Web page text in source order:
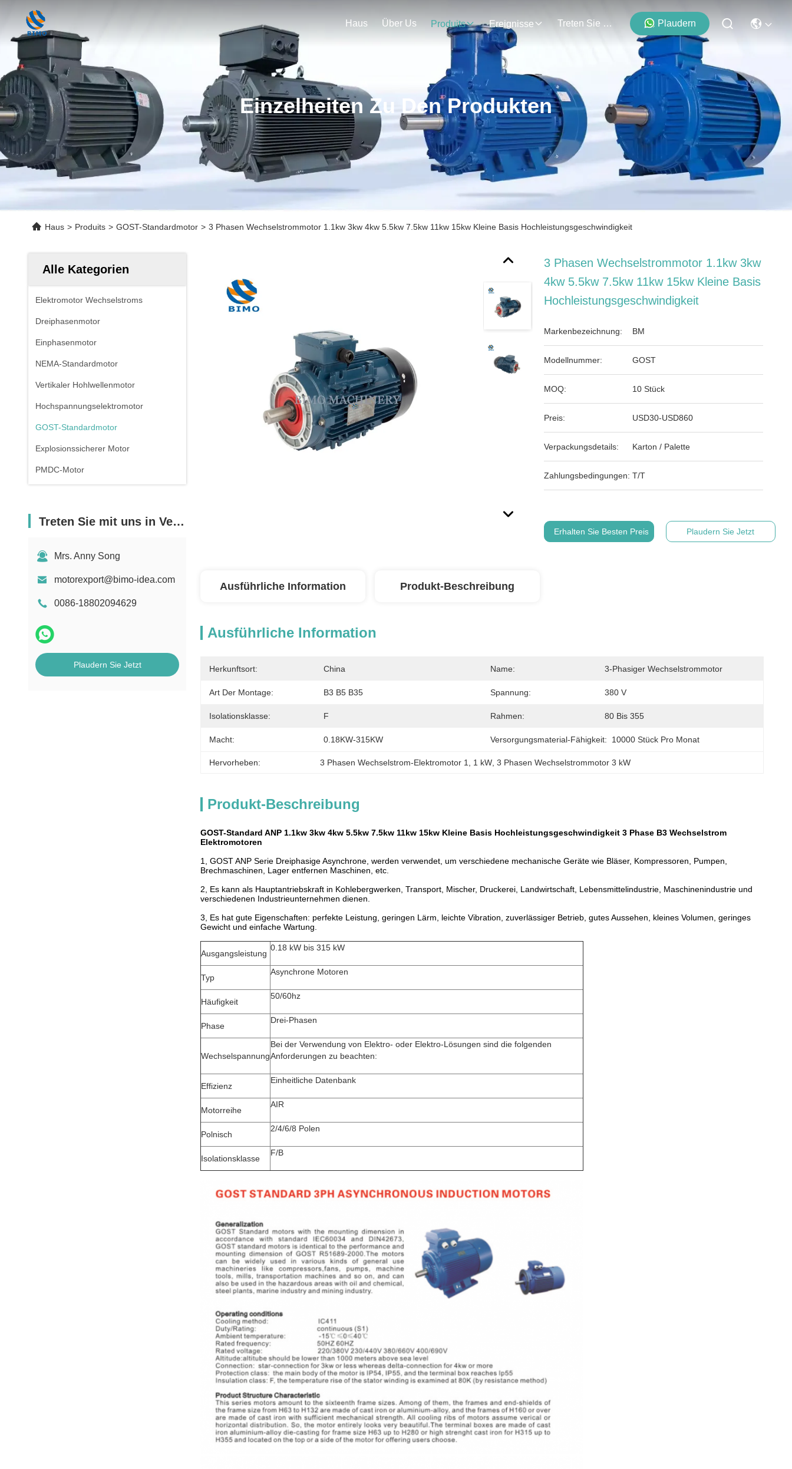
Haus Über Us Produits Ereignisse Treten Sie Mit Uns In Verbindung Plaudern
Einzelheiten Zu Den Produkten
Haus > Produits > GOST-Standardmotor > 3 Phasen Wechselstrommotor 1.1kw 3kw 4kw 5.5kw 7.5kw 11kw 15kw Kleine Basis Hochleistungsgeschwindigkeit
Alle Kategorien
Elektromotor Wechselstroms
Dreiphasenmotor
Einphasenmotor
NEMA-Standardmotor
Vertikaler Hohlwellenmotor
Hochspannungselektromotor
GOST-Standardmotor
Explosionssicherer Motor
PMDC-Motor
Treten Sie mit uns in Verbindung
Mrs. Anny Song
motorexport@bimo-idea.com
0086-18802094629
Plaudern Sie Jetzt
3 Phasen Wechselstrommotor 1.1kw 3kw
4kw 5.5kw 7.5kw 11kw 15kw Kleine Basis
Hochleistungsgeschwindigkeit
Markenbezeichnung: BM
Modellnummer: GOST
MOQ: 10 Stück
Preis: USD30-USD860
Verpackungsdetails: Karton / Palette
Zahlungsbedingungen: T/T
Erhalten Sie Besten Preis Plaudern Sie Jetzt
Ausführliche Information Produkt-Beschreibung
Ausführliche Information
Herkunftsort: China Name: 3-Phasiger Wechselstrommotor
Art Der Montage: B3 B5 B35 Spannung: 380 V
Isolationsklasse: F Rahmen: 80 Bis 355
Macht: 0.18KW-315KW Versorgungsmaterial-Fähigkeit: 10000 Stück Pro Monat
Hervorheben: 3 Phasen Wechselstrom-Elektromotor 1 1 kW , 3 Phasen Wechselstrommotor 3 kW
Produkt-Beschreibung
GOST-Standard ANP 1.1kw 3kw 4kw 5.5kw 7.5kw 11kw 15kw Kleine Basis Hochleistungsgeschwindigkeit 3 Phase B3 Wechselstrom
Elektromotoren
1, GOST ANP Serie Dreiphasige Asynchrone, werden verwendet, um verschiedene mechanische Geräte wie Bläser, Kompressoren, Pumpen,
Brechmaschinen, Lager entfernen Maschinen, etc.
2, Es kann als Hauptantriebskraft in Kohlebergwerken, Transport, Mischer, Druckerei, Landwirtschaft, Lebensmittelindustrie, Maschinenindustrie und
verschiedenen Industrieunternehmen dienen.
3, Es hat gute Eigenschaften: perfekte Leistung, geringen Lärm, leichte Vibration, zuverlässiger Betrieb, gutes Aussehen, kleines Volumen, geringes
Gewicht und einfache Wartung.
Ausgangsleistung
0.18 kW bis 315 kW
Typ
Asynchrone Motoren
Häufigkeit
50/60hz
Phase
Drei-Phasen
Wechselspannung
Bei der Verwendung von Elektro- oder Elektro-Lösungen sind die folgenden
Anforderungen zu beachten:
Effizienz
Einheitliche Datenbank
Motorreihe
AIR
Polnisch
2/4/6/8 Polen
Isolationsklasse
F/B